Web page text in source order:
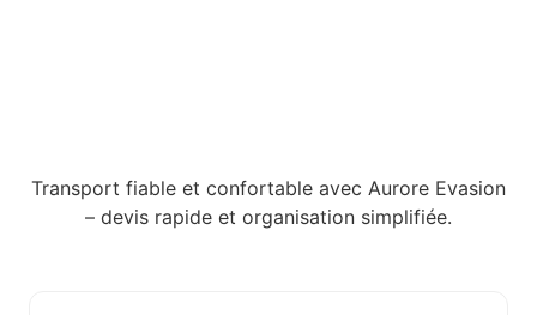
Transport fiable et confortable avec Aurore Evasion
– devis rapide et organisation simplifiée.